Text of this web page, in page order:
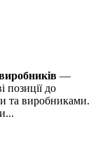
—
позиції до
та виробниками.